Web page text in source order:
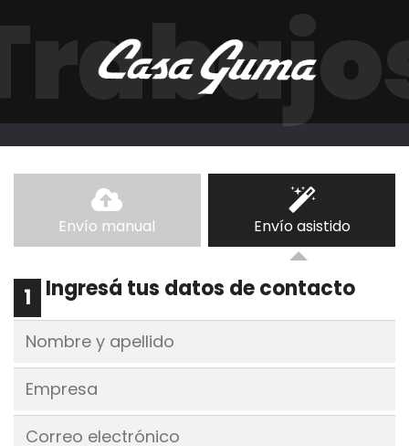
Envío manual Envío asistido
1 Ingresá tus datos de contacto